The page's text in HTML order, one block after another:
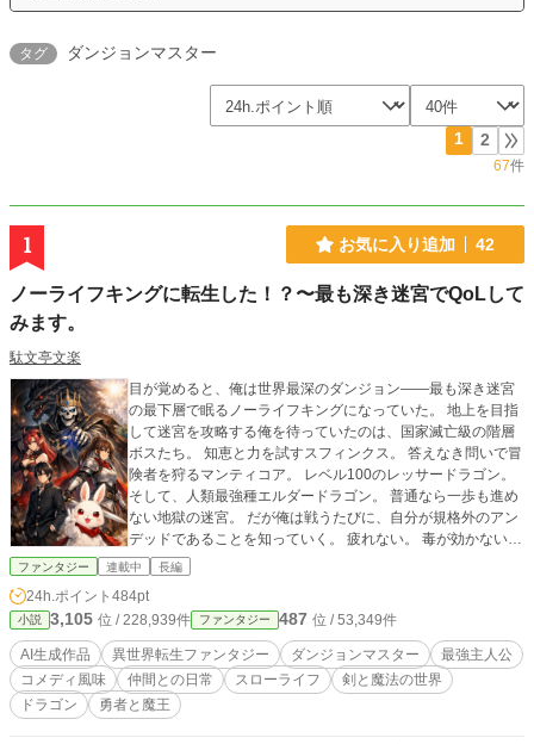
タグ ダンジョンマスター
1 2
67件
1 お気に入り追加 42
ノーライフキングに転生した！？〜最も深き迷宮でQoLして
みます。
駄文亭文楽
目が覚めると、俺は世界最深のダンジョン――最も深き迷宮
の最下層で眠るノーライフキングになっていた。 地上を目指
して迷宮を攻略する俺を待っていたのは、国家滅亡級の階層
ボスたち。 知恵と力を試すスフィンクス。 答えなき問いで冒
険者を狩るマンティコア。 レベル100のレッサードラゴン。
そして、人類最強種エルダードラゴン。 普通なら一歩も進め
ない地獄の迷宮。 だが俺は戦うたびに、自分が規格外のアン
デッドであることを知っていく。 疲れない。 毒が効かない。
傷は勝手に塞がる。 魔法も使える。 ……そして、ようやく地
陽の光で全身が燃えた。 「あれ？ 俺、アンデッドじゃ
ね？」 世界最強クラスの力を持ちながら、たった一つ叶えた
い願いは「太陽の下で日向ぼっこ」。 外へ出られる日を夢見
て、古代龍ダスクハウトを仲間にし、大魔公姫イシュタリア
を研究員にし、勇者や聖女まで巻き込みながら、今日も最も
深き迷宮のQOL改善が始まる！ これは、世界最強なのに世界
ファンタジー 連載中 長編
24h.ポイント 484pt
小説 3,105 位 / 228,939件 ファンタジー 487 位 / 53,349件
AI生成作品 異世界転生ファンタジー ダンジョンマスター
最強主人公
コメディ風味
仲間との日常 スローライフ
剣と魔法の世界
ドラゴン
勇者と魔王